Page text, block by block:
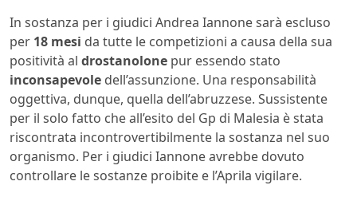
In sostanza per i giudici Andrea Iannone sarà escluso
per 18 mesi da tutte le competizioni a causa della sua
positività al drostanolone pur essendo stato
inconsapevole dell’assunzione. Una responsabilità
oggettiva, dunque, quella dell’abruzzese. Sussistente
per il solo fatto che all’esito del Gp di Malesia è stata
riscontrata incontrovertibilmente la sostanza nel suo
organismo. Per i giudici Iannone avrebbe dovuto
controllare le sostanze proibite e l’Aprila vigilare.